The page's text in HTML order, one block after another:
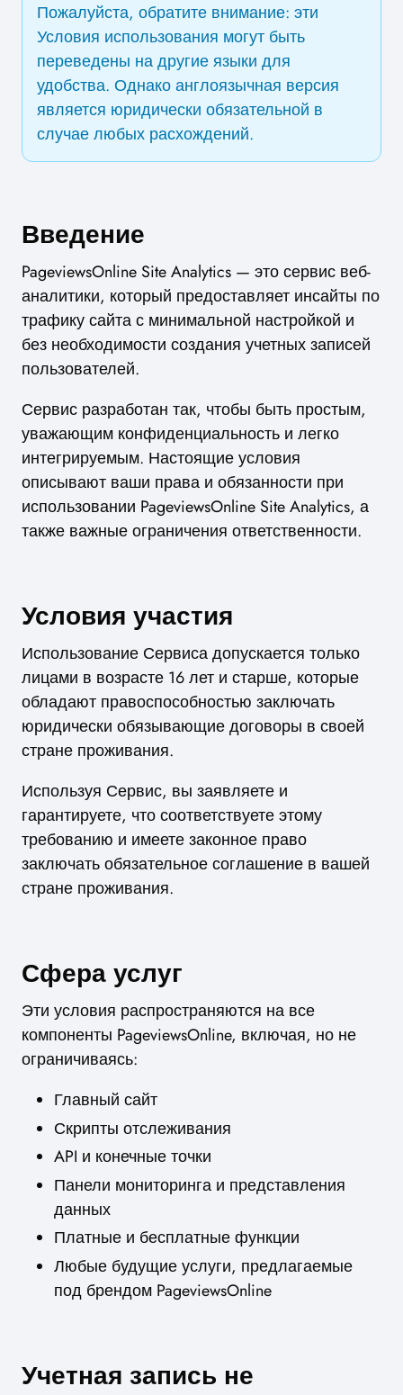
Пожалуйста, обратите внимание: эти
Условия использования могут быть
переведены на другие языки для
удобства. Однако англоязычная версия
является юридически обязательной в
случае любых расхождений.
Введение
PageviewsOnline Site Analytics — это сервис веб-
аналитики, который предоставляет инсайты по
трафику сайта с минимальной настройкой и
без необходимости создания учетных записей
пользователей.
Сервис разработан так, чтобы быть простым,
уважающим конфиденциальность и легко
интегрируемым. Настоящие условия
описывают ваши права и обязанности при
использовании PageviewsOnline Site Analytics, а
также важные ограничения ответственности.
Условия участия
Использование Сервиса допускается только
лицами в возрасте 16 лет и старше, которые
обладают правоспособностью заключать
юридически обязывающие договоры в своей
стране проживания.
Используя Сервис, вы заявляете и
гарантируете, что соответствуете этому
требованию и имеете законное право
заключать обязательное соглашение в вашей
стране проживания.
Сфера услуг
Эти условия распространяются на все
компоненты PageviewsOnline, включая, но не
ограничиваясь:
Главный сайт
Скрипты отслеживания
API и конечные точки
Панели мониторинга и представления
данных
Платные и бесплатные функции
Любые будущие услуги, предлагаемые
под брендом PageviewsOnline
Учетная запись не